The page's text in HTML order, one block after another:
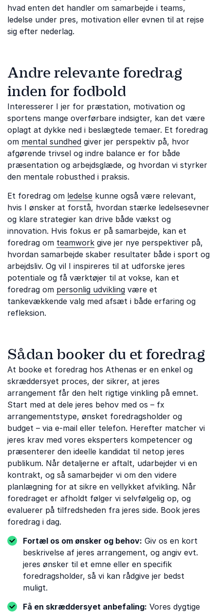
hvad enten det handler om samarbejde i teams,
ledelse under pres, motivation eller evnen til at rejse
sig efter nederlag.
Andre relevante foredrag
inden for fodbold
Interesserer I jer for præstation, motivation og
sportens mange overførbare indsigter, kan det være
oplagt at dykke ned i beslægtede temaer. Et foredrag
om mental sundhed giver jer perspektiv på, hvor
afgørende trivsel og indre balance er for både
præsentation og arbejdsglæde, og hvordan vi styrker
den mentale robusthed i praksis.
Et foredrag om ledelse kunne også være relevant,
hvis I ønsker at forstå, hvordan stærke ledelsesevner
og klare strategier kan drive både vækst og
innovation. Hvis fokus er på samarbejde, kan et
foredrag om teamwork give jer nye perspektiver på,
hvordan samarbejde skaber resultater både i sport og
arbejdsliv. Og vil I inspireres til at udforske jeres
potentiale og få værktøjer til at vokse, kan et
foredrag om personlig udvikling være et
tankevækkende valg med afsæt i både erfaring og
refleksion.
Sådan booker du et foredrag
At booke et foredrag hos Athenas er en enkel og
skræddersyet proces, der sikrer, at jeres
arrangement får den helt rigtige vinkling på emnet.
Start med at dele jeres behov med os – fx
arrangementstype, ønsket foredragsholder og
budget – via e-mail eller telefon. Herefter matcher vi
jeres krav med vores eksperters kompetencer og
præsenterer den ideelle kandidat til netop jeres
publikum. Når detaljerne er aftalt, udarbejder vi en
kontrakt, og så samarbejder vi om den videre
planlægning for at sikre en vellykket afvikling. Når
foredraget er afholdt følger vi selvfølgelig op, og
evaluerer på tilfredsheden fra jeres side. Book jeres
foredrag i dag.
Fortæl os om ønsker og behov: Giv os en kort
beskrivelse af jeres arrangement, og angiv evt.
jeres ønsker til et emne eller en specifik
foredragsholder, så vi kan rådgive jer bedst
muligt.
Få en skræddersyet anbefaling: Vores dygtige